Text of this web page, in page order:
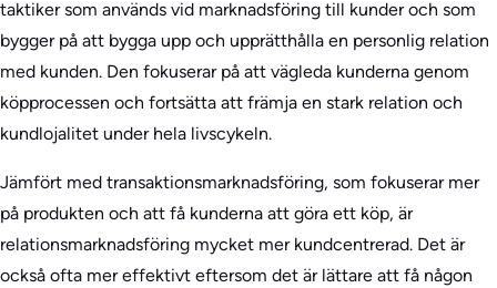
taktiker som används vid marknadsföring till kunder och som
bygger på att bygga upp och upprätthålla en personlig relation
med kunden. Den fokuserar på att vägleda kunderna genom
köpprocessen och fortsätta att främja en stark relation och
kundlojalitet under hela livscykeln.
Jämfört med transaktionsmarknadsföring, som fokuserar mer
på produkten och att få kunderna att göra ett köp, är
relationsmarknadsföring mycket mer kundcentrerad. Det är
också ofta mer effektivt eftersom det är lättare att få någon